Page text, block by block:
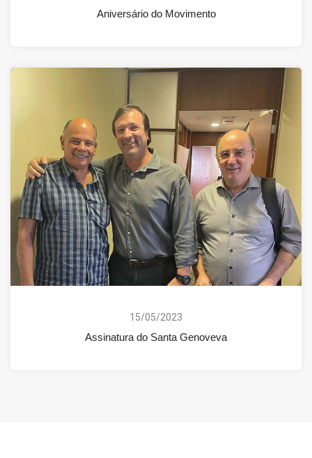
Aniversário do Movimento
15/05/2023
Assinatura do Santa Genoveva